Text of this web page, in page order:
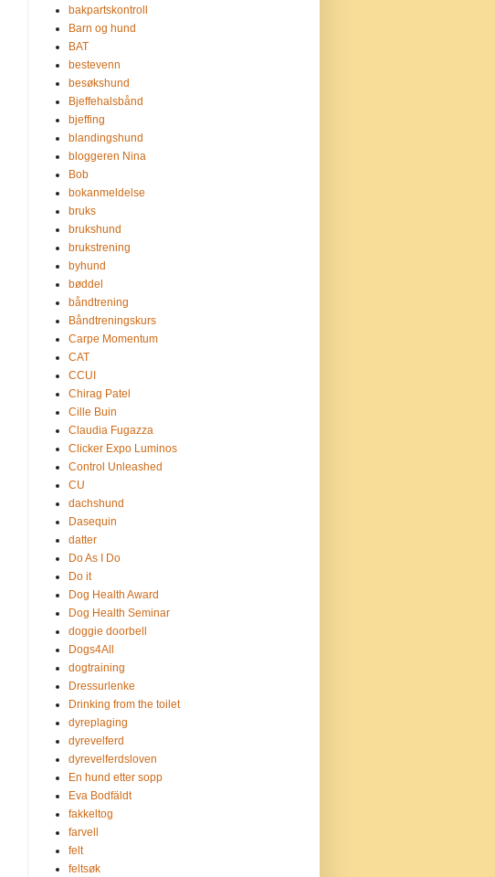
bakpartskontroll
Barn og hund
BAT
bestevenn
besøkshund
Bjeffehalsbånd
bjeffing
blandingshund
bloggeren Nina
Bob
bokanmeldelse
bruks
brukshund
brukstrening
byhund
bøddel
båndtrening
Båndtreningskurs
Carpe Momentum
CAT
CCUI
Chirag Patel
Cille Buin
Claudia Fugazza
Clicker Expo Luminos
Control Unleashed
CU
dachshund
Dasequin
datter
Do As I Do
Do it
Dog Health Award
Dog Health Seminar
doggie doorbell
Dogs4All
dogtraining
Dressurlenke
Drinking from the toilet
dyreplaging
dyrevelferd
dyrevelferdsloven
En hund etter sopp
Eva Bodfäldt
fakkeltog
farvell
felt
feltsøk